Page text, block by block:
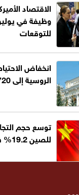
وظيفة في
للتوقعات
انخفاض
الروسية إلى 720 مليار دولار
توسع حجم
للصين 19.2% في تموز